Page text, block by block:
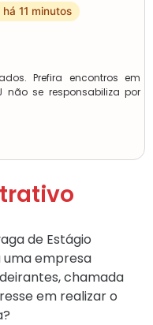
11 minutos
Prefira encontros em
não se responsabiliza por
de Estágio
empresa
chamada
em realizar o